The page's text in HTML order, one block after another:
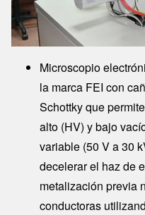
Microscopio
la marca FEI con
Schottky que
alto (HV) y bajo
variable (50 V a 30
decelerar el haz de
metalización previa
conductoras